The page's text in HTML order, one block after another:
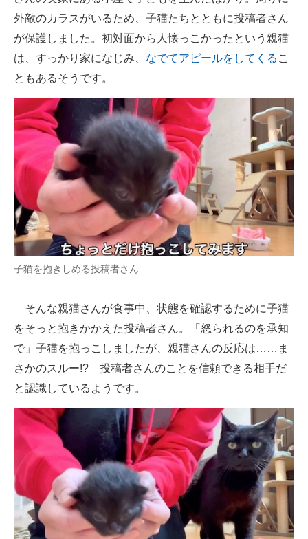
モノづくり技術者専門サイト
電子設計の基本と応用
エネルギーの専門メディア
建設×テクノロジーの最前線
ちょっと気になるネットの話題
外敵のカラスがいるため、子猫たちとともに投稿者さん
が保護しました。初対面から人懐っこかったという親猫
は、すっかり家になじみ、 なでてアピールをしてくる こ
ともあるそうです。
子猫を抱きしめる投稿者さん
そんな親猫さんが食事中、状態を確認するために子猫
をそっと抱きかかえた投稿者さん。「怒られるのを承知
で」子猫を抱っこしましたが、親猫さんの反応は……ま
さかのスルー!? 投稿者さんのことを信頼できる相手だ
と認識しているようです。